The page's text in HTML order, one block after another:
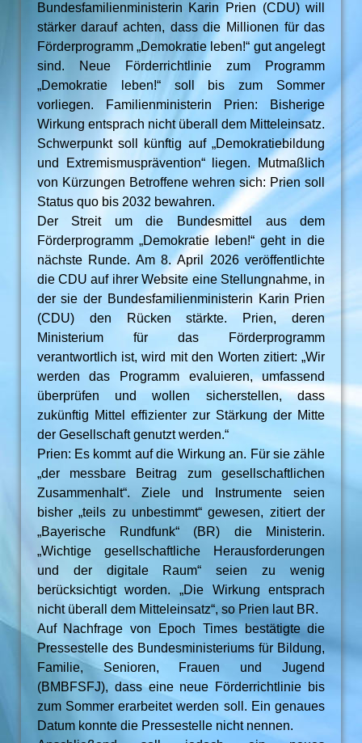
Bundesfamilienministerin Karin Prien (CDU) will
stärker darauf achten, dass die Millionen für das
Förderprogramm „Demokratie leben!“ gut angelegt
sind. Neue Förderrichtlinie zum Programm
„Demokratie leben!“ soll bis zum Sommer
vorliegen. Familienministerin Prien: Bisherige
Wirkung entsprach nicht überall dem Mitteleinsatz.
Schwerpunkt soll künftig auf „Demokratiebildung
und Extremismusprävention“ liegen. Mutmaßlich
von Kürzungen Betroffene wehren sich: Prien soll
Status quo bis 2032 bewahren.
Der Streit um die Bundesmittel aus dem
Förderprogramm „Demokratie leben!“ geht in die
nächste Runde. Am 8. April 2026 veröffentlichte
die CDU auf ihrer Website eine Stellungnahme, in
der sie der Bundesfamilienministerin Karin Prien
(CDU) den Rücken stärkte. Prien, deren
Ministerium für das Förderprogramm
verantwortlich ist, wird mit den Worten zitiert: „Wir
werden das Programm evaluieren, umfassend
überprüfen und wollen sicherstellen, dass
zukünftig Mittel effizienter zur Stärkung der Mitte
der Gesellschaft genutzt werden.“
Prien: Es kommt auf die Wirkung an. Für sie zähle
„der messbare Beitrag zum gesellschaftlichen
Zusammenhalt“. Ziele und Instrumente seien
bisher „teils zu unbestimmt“ gewesen, zitiert der
„Bayerische Rundfunk“ (BR) die Ministerin.
„Wichtige gesellschaftliche Herausforderungen
und der digitale Raum“ seien zu wenig
berücksichtigt worden. „Die Wirkung entsprach
nicht überall dem Mitteleinsatz“, so Prien laut BR.
Auf Nachfrage von Epoch Times bestätigte die
Pressestelle des Bundesministeriums für Bildung,
Familie, Senioren, Frauen und Jugend
(BMBFSFJ), dass eine neue Förderrichtlinie bis
zum Sommer erarbeitet werden soll. Ein genaues
Datum konnte die Pressestelle nicht nennen.